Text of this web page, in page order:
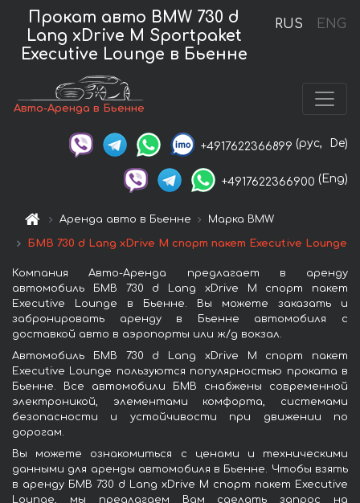
RUS ENG
Прокат авто BMW 730 d
Lang xDrive M Sportpaket
Executive Lounge в Бьенне
Авто-Аренда в Бьенне
+4917622366899 (рус, De)
+4917622366900 (Eng)
Аренда авто в Бьенне Марка BMW
БМВ 730 d Lang xDrive M спорт пакет Executive Lounge
Компания Авто-Аренда предлагает в аренду
автомобиль БМВ 730 d Lang xDrive M спорт пакет
Executive Lounge в Бьенне. Вы можете заказать и
забронировать аренду в Бьенне автомобиля с
доставкой авто в аэропорты или ж/д вокзал.
Автомобиль БМВ 730 d Lang xDrive M спорт пакет
Executive Lounge пользуются популярностью проката в
Бьенне. Все автомобили БМВ снабжены современной
электроникой, элементами комфорта, системами
безопасности и устойчивости при движении по
дорогам.
Вы можете ознакомиться с ценами и техническими
данными для аренды автомобиля в Бьенне. Чтобы взять
в аренду БМВ 730 d Lang xDrive M спорт пакет Executive
Lounge, мы предлагаем Вам сделать запрос на